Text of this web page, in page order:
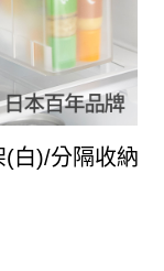
(白)/分隔收納